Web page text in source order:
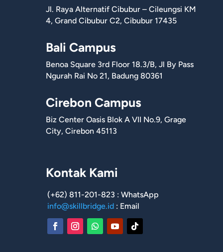
Jl. Raya Alternatif Cibubur – Cileungsi KM
4, Grand Cibubur C2, Cibubur 17435
Bali Campus
Benoa Square 3rd Floor 18.3/B, Jl By Pass
Ngurah Rai No 21, Badung 80361
Cirebon Campus
Biz Center Oasis Blok A VII No.9, Grage
City, Cirebon 45113
Kontak Kami
(+62) 811-201-823 : WhatsApp
info@skillbridge.id: Email